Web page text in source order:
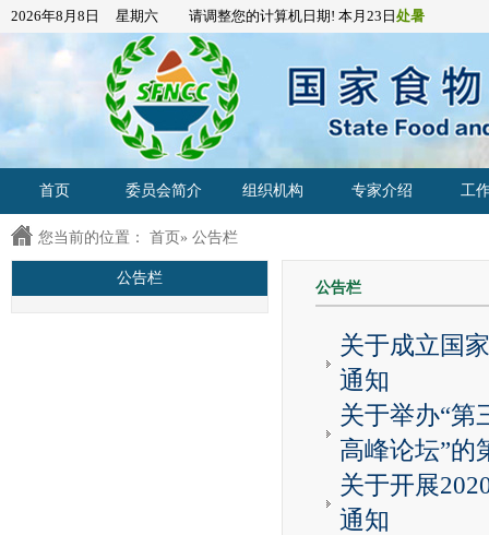
2026年8月8日 星期六 请调整您的计算机日期! 本月23日 处暑
首页 委员会简介 组织机构 专家介绍 工
您当前的位置： 首页 » 公告栏
公告栏
公告栏
关于成立国
通知
关于举办“第
高峰论坛”的
关于开展
通知